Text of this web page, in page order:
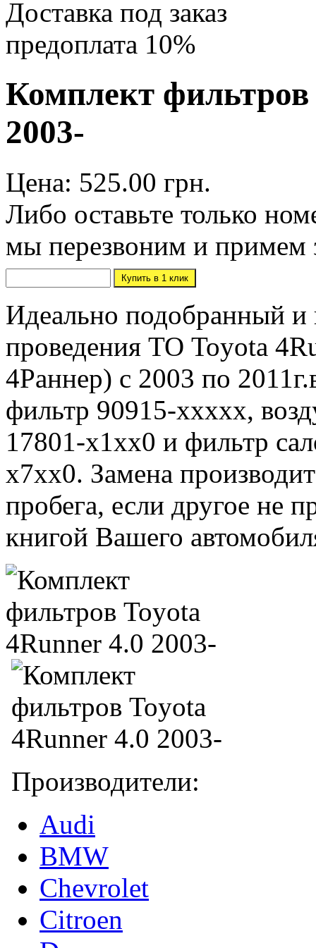
Доставка под заказ
предоплата 10%
Комплект
2003-
Цена: 525.00 грн.
Либо оставьте только
мы перезвоним и примем
Идеально подобранный и
проведения ТО Toyota
4Раннер) с 2003 по
фильтр 90915-xxxxx,
17801-x1xx0 и фильтр
x7xx0. Замена
пробега, если другое не
книгой Вашего
Производители:
Audi
BMW
Chevrolet
Citroen